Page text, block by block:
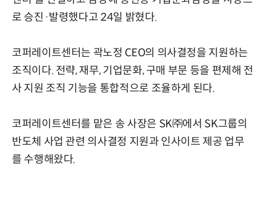
로 승진·발령했다고 24일 밝혔다.
코퍼레이트센터는 곽노정 CEO의 의사결정을 지원하는
조직이다. 전략, 재무, 기업문화, 구매 부문 등을 편제해 전
사 지원 조직 기능을 통합적으로 조율하게 된다.
코퍼레이트센터를 맡은 송 사장은 SK㈜에서 SK그룹의
반도체 사업 관련 의사결정 지원과 인사이트 제공 업무
를 수행해왔다.